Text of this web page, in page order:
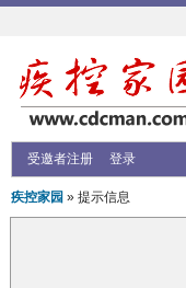
受邀者注册 登录
疾控家园 » 提示信息